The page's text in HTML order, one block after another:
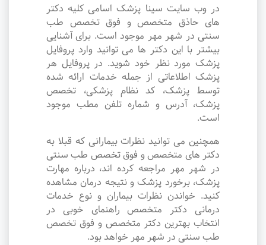
در وب سایت سینا پزشک اسامی کلیه دکتر
های حاذق متخصص و فوق تخصص طب
سنتی در شهر مهر موجود است. برای آشنایی
بیشتر با این دکتر ها می توانید وارد پروفایل
پزشک مورد نظر خود شوید. در پروفایل هر
پزشک اطلاعاتی از جمله خدمات ارائه شده
توسط پزشک، کد نظام پزشکی، تخصص
پزشک، آدرس و شماره تلفن مطب موجود
است.
همچنین می توانید نظرات بیمارانی که قبلا به
دکتر های متخصص و فوق تخصص طب سنتی
در شهر مهر مراجعه کرده اند، درباره مهارت
پزشک، برخورد پزشک و نتیجه درمان مشاهده
کنید. خواندن نظرات بیماران و نوع خدمات
درمانی دکتر متخصص راهنمای خوبی در
انتخاب بهترین دکتر متخصص و فوق تخصص
طب سنتی در شهر مهر خواهد بود.